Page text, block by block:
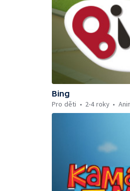
Bing
Pro děti
2-4 roky